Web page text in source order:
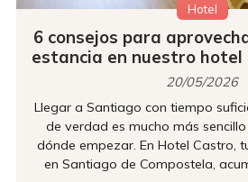
6 consejos para
estancia en nuestro hotel
Compostela
20/05/2026
Hotel
Llegar a Santiago con tiempo
de verdad es mucho más
dónde empezar. En Hotel Castro,
en Santiago de Compostela,